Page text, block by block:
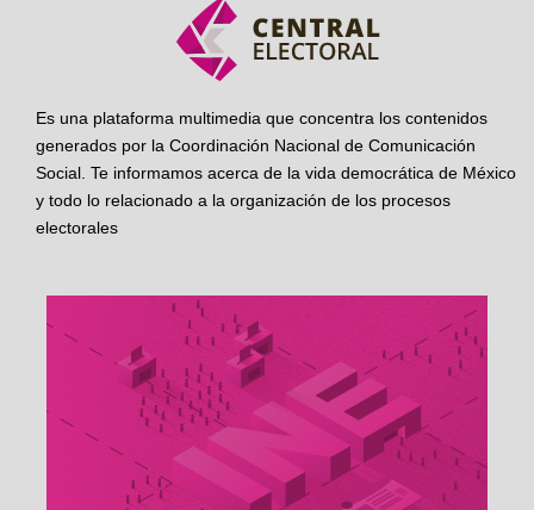
Es una plataforma multimedia que concentra los contenidos
generados por la Coordinación Nacional de Comunicación
Social. Te informamos acerca de la vida democrática de México
y todo lo relacionado a la organización de los procesos
electorales